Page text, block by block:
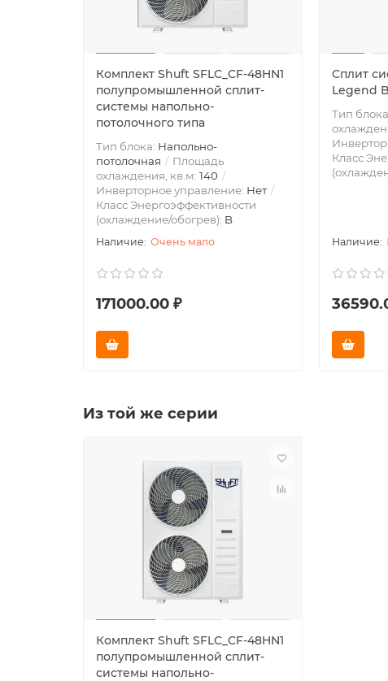
Комплект Shuft SFLC_CF-48HN1
полупромышленной сплит-
системы напольно-
потолочного типа
Тип блока: Напольно-
потолочная
Площадь
охлаждения, кв.м: 140
Инверторное управление: Нет
Класс Энергоэффективности
(охлаждение/обогрев): B
Очень мало
171000.00 ₽
Сплит
Legend
Тип
Класс
Из той же серии
Комплект Shuft SFLC_CF-48HN1
полупромышленной сплит-
системы напольно-